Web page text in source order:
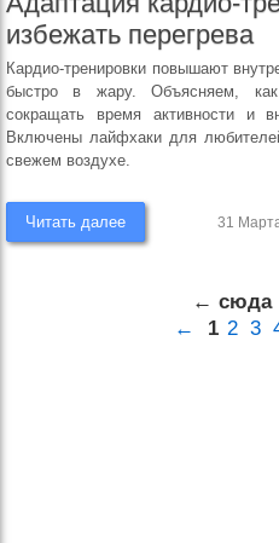
избежать перегрева
Кардио-тренировки повышают
быстро в жару. Объясняем, как
сокращать время активности и
Включены лайфхаки для
свежем воздухе.
Читать далее 31
← сюда
←
1 2 3